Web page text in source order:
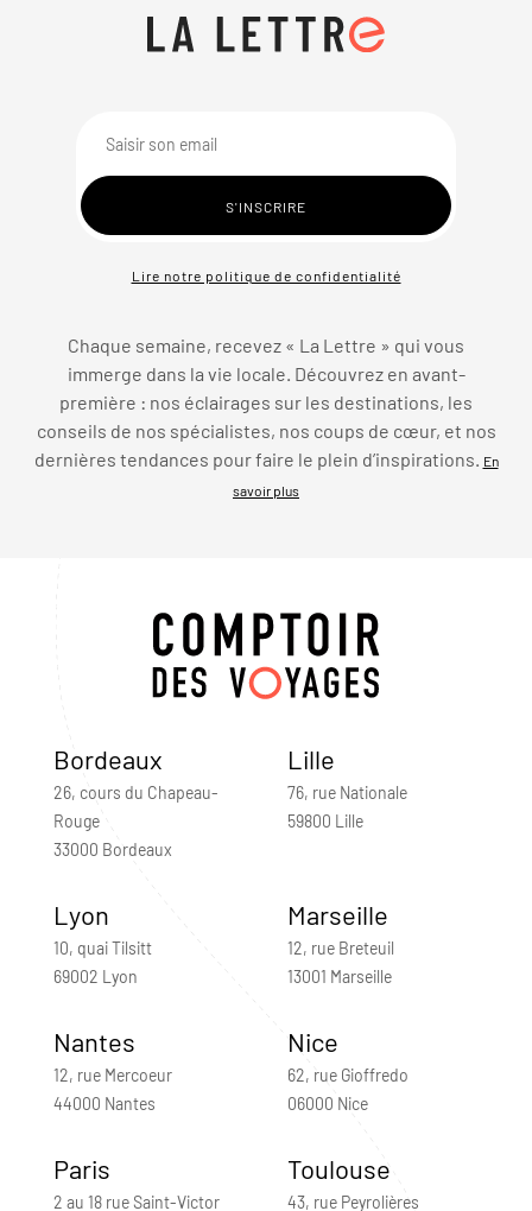
Lire notre politique de confidentialité
Chaque semaine, recevez « La Lettre » qui vous
immerge dans la vie locale. Découvrez en avant-
première : nos éclairages sur les destinations, les
conseils de nos spécialistes, nos coups de cœur, et nos
dernières tendances pour faire le plein d’inspirations.
En
savoir plus
Bordeaux
26, cours du Chapeau-
Rouge
33000 Bordeaux
Lille
76, rue Nationale
59800 Lille
Lyon
10, quai Tilsitt
69002 Lyon
Marseille
12, rue Breteuil
13001 Marseille
Nantes
12, rue Mercoeur
44000 Nantes
Nice
62, rue Gioffredo
06000 Nice
Paris
2 au 18 rue Saint-Victor
Toulouse
43, rue Peyrolières